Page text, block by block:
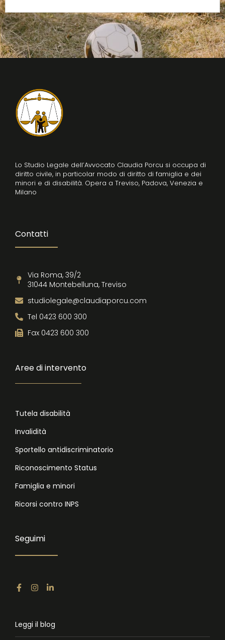
Lo Studio Legale dell’Avvocato Claudia Porcu si occupa di
diritto civile, in particolar modo di diritto di famiglia e dei
minori e di disabilità. Opera a Treviso, Padova, Venezia e
Milano
Contatti
Via Roma, 39/2
31044 Montebelluna, Treviso
studiolegale@claudiaporcu.com
Tel 0423 600 300
Fax 0423 600 300
Aree di intervento
Tutela disabilità
Invalidità
Sportello antidiscriminatorio
Riconoscimento Status
Famiglia e minori
Ricorsi contro INPS
Seguimi
Leggi il blog